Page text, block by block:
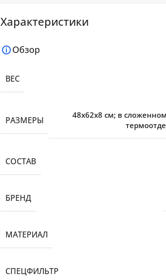
Характеристики
Обзор
ВЕС
РАЗМЕРЫ
48x62x8 см; в
СОСТАВ
БРЕНД
МАТЕРИАЛ
СПЕЦФИЛЬТР